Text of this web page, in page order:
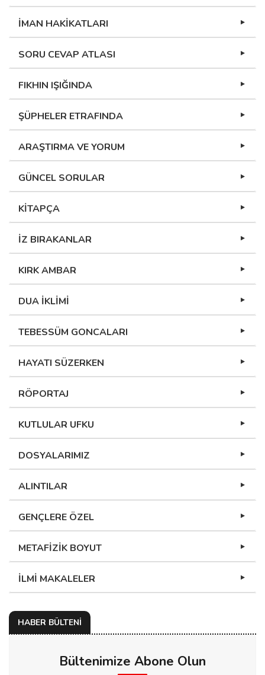
İMAN HAKİKATLARI
SORU CEVAP ATLASI
FIKHIN IŞIĞINDA
ŞÜPHELER ETRAFINDA
ARAŞTIRMA VE YORUM
GÜNCEL SORULAR
KİTAPÇA
İZ BIRAKANLAR
KIRK AMBAR
DUA İKLİMİ
TEBESSÜM GONCALARI
HAYATI SÜZERKEN
RÖPORTAJ
KUTLULAR UFKU
DOSYALARIMIZ
ALINTILAR
GENÇLERE ÖZEL
METAFİZİK BOYUT
İLMİ MAKALELER
HABER BÜLTENİ
Bültenimize Abone Olun